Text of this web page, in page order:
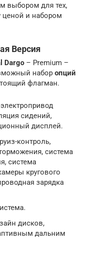
выбором для тех,
ценой и набором
Версия
Dargo – Premium –
набор опций
флагман.
сидений,
дисплей.
контроль,
система
система
кругового
зарядка
дисков,
дальним